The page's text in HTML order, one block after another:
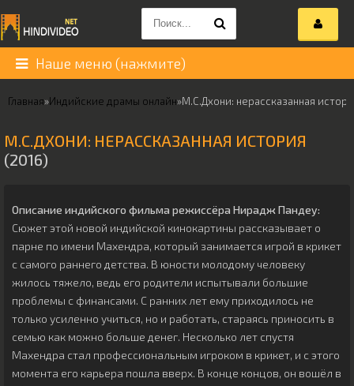
Наше меню (нажмите)
Главная»Индийские драмы онлайн»М.С.Дхони: нерассказанная
М.С.ДХОНИ: НЕРАССКАЗАННАЯ ИСТОРИЯ
(2016)
Описание индийского фильма режиссёра Нирадж Пандеу:
Сюжет этой новой индийской кинокартины рассказывает о
парне по имени Махендра, который занимается игрой в крикет
с самого раннего детства. В юности молодому человеку
жилось тяжело, ведь его родители испытывали большие
проблемы с финансами. С ранних лет ему приходилось не
только усиленно учиться, но и работать, стараясь приносить в
семью как можно больше денег. Несколько лет спустя
Махендра стал профессиональным игроком в крикет, и с этого
момента его карьера пошла вверх. В конце концов, он вошёл в